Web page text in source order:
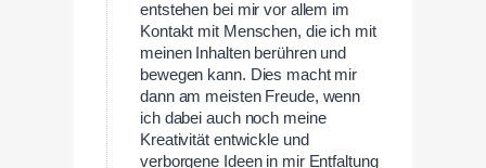
entstehen bei mir vor allem im
Kontakt mit Menschen, die ich mit
meinen Inhalten berühren und
bewegen kann. Dies macht mir
dann am meisten Freude, wenn
ich dabei auch noch meine
Kreativität entwickle und
verborgene Ideen in mir Entfaltung